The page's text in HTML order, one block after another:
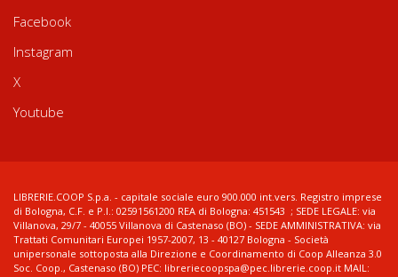
Facebook
Instagram
X
Youtube
LIBRERIE.COOP S.p.a. - capitale sociale euro 900.000 int.vers. Registro imprese
di Bologna, C.F. e P.I.: 02591561200 REA di Bologna: 451543 ; SEDE LEGALE: via
Villanova, 29/7 - 40055 Villanova di Castenaso (BO) - SEDE AMMINISTRATIVA: via
Trattati Comunitari Europei 1957-2007, 13 - 40127 Bologna - Società
unipersonale sottoposta alla Direzione e Coordinamento di Coop Alleanza 3.0
Soc. Coop., Castenaso (BO) PEC: libreriecoopspa@pec.librerie.coop.it MAIL: